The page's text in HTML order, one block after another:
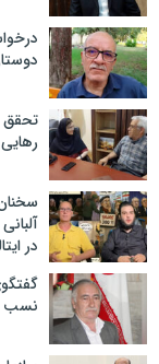
تحقق
در
نسب